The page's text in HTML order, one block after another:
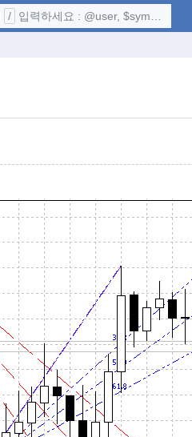
/ 입력하세요 : @user, $symbol, ...